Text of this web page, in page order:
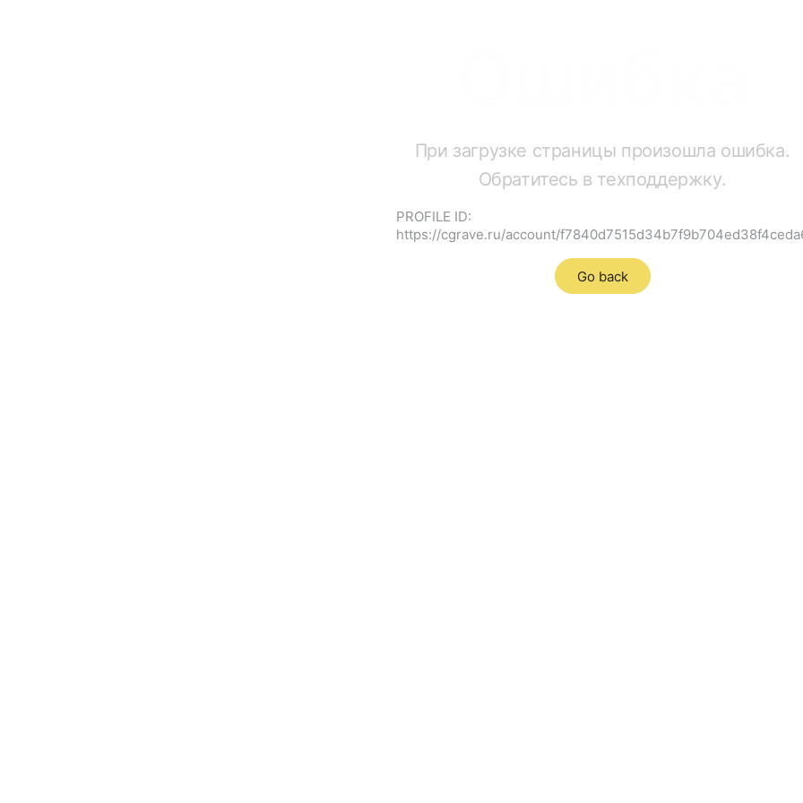
При загрузке страницы произошла ошибка.
Обратитесь в техподдержку.
PROFILE ID:
https://cgrave.ru/account/
Go back